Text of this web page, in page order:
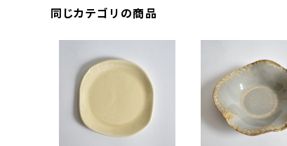
同じカテゴリの商品